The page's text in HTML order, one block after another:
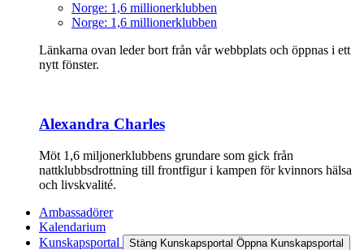
Norge: 1,6 millionerklubben
Norge: 1,6 millionerklubben
Länkarna ovan leder bort från vår webbplats och öppnas i ett
nytt fönster.
Alexandra Charles
Möt 1,6 miljonerklubbens grundare som gick från
nattklubbsdrottning till frontfigur i kampen för kvinnors hälsa
och livskvalité.
Ambassadörer
Kalendarium
Kunskapsportal
Stäng Kunskapsportal Öppna Kunskapsportal